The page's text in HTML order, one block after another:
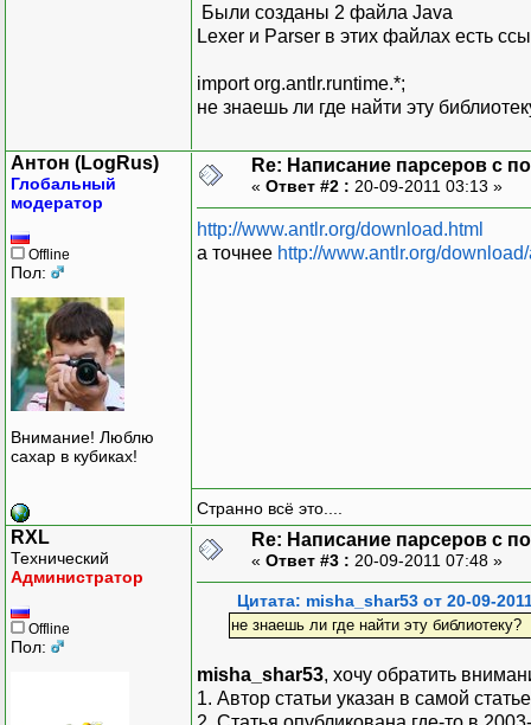
Были созданы 2 файла Java
Lexer и Parser в этих файлах есть
import org.antlr.runtime.*;
не знаешь ли где найти эту
Антон (LogRus)
Глобальный
модератор
Offline
Пол:
Внимание! Люблю
сахар в кубиках!
Re: Написание парсеров с
« Ответ #2 : 20-09-2011 03:13 »
http://www.antlr.org/download.html
а точнее http://www.antlr.org/
Странно всё это....
RXL
Технический
Администратор
Offline
Пол:
Re: Написание парсеров с
« Ответ #3 : 20-09-2011 07:48 »
Цитата: misha_shar53 от 20-09-
не знаешь ли где найти эту библиотеку?
misha_shar53, хочу обратить
1. Автор статьи указан в самой